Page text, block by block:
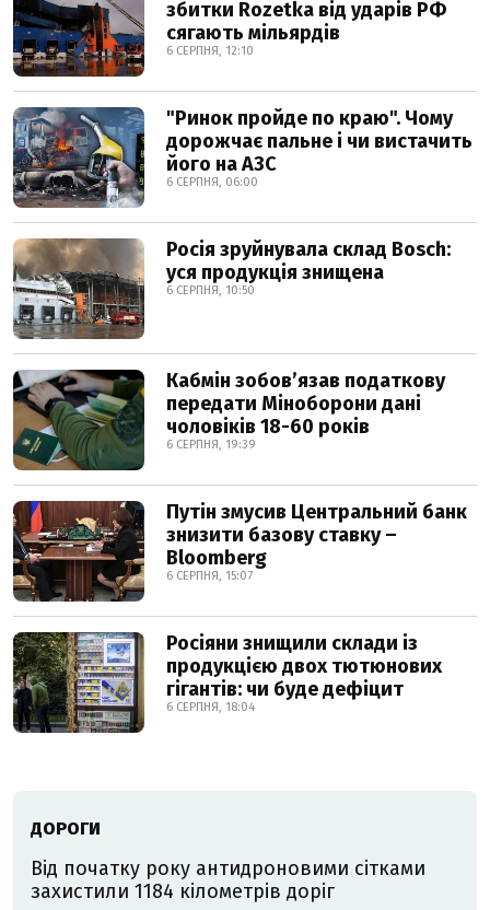
збитки Rozetka від ударів РФ
сягають мільярдів
6 СЕРПНЯ, 12:10
"Ринок пройде по краю". Чому
дорожчає пальне і чи вистачить
його на АЗС
6 СЕРПНЯ, 06:00
Росія зруйнувала склад Bosch:
уся продукція знищена
6 СЕРПНЯ, 10:50
Кабмін зобовʼязав податкову
передати Міноборони дані
чоловіків 18-60 років
6 СЕРПНЯ, 19:39
Путін змусив Центральний банк
знизити базову ставку –
Bloomberg
6 СЕРПНЯ, 15:07
Росіяни знищили склади із
продукцією двох тютюнових
гігантів: чи буде дефіцит
6 СЕРПНЯ, 18:04
ДОРОГИ
Від початку року антидроновими сітками
захистили 1184 кілометрів доріг